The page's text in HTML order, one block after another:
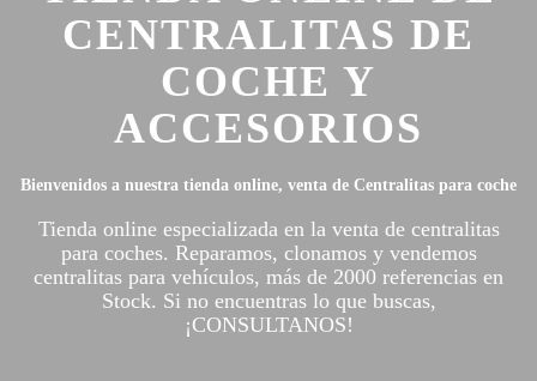
CENTRALITAS DE
COCHE Y
ACCESORIOS
Bienvenidos a nuestra tienda online, venta de Centralitas para coche
Tienda online especializada en la venta de centralitas
para coches. Reparamos, clonamos y vendemos
centralitas para vehículos, más de 2000 referencias en
Stock. Si no encuentras lo que buscas,
¡CONSULTANOS!